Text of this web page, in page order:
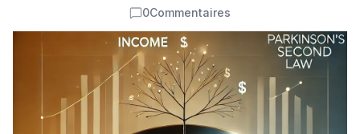
0Commentaires
Commentaires